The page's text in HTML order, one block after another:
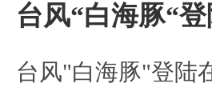
台风“白海豚“
台风"白海豚"登陆